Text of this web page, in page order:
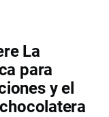
La
para
y el